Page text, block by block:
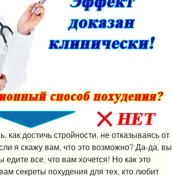
как достичь стройности, не отказываясь от
я скажу вам, что это возможно? Да-да, вы
все, что вам хочется! Но как это
секреты похудения для тех, кто любит